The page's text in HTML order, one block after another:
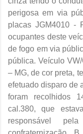
perigosa em via
placas JGM4010 -
ocupantes deste
de fogo em via
pública. Veículo
– MG, de cor preta,
efetuado disparo de
foram recolhidos
cal.380, que
responsável